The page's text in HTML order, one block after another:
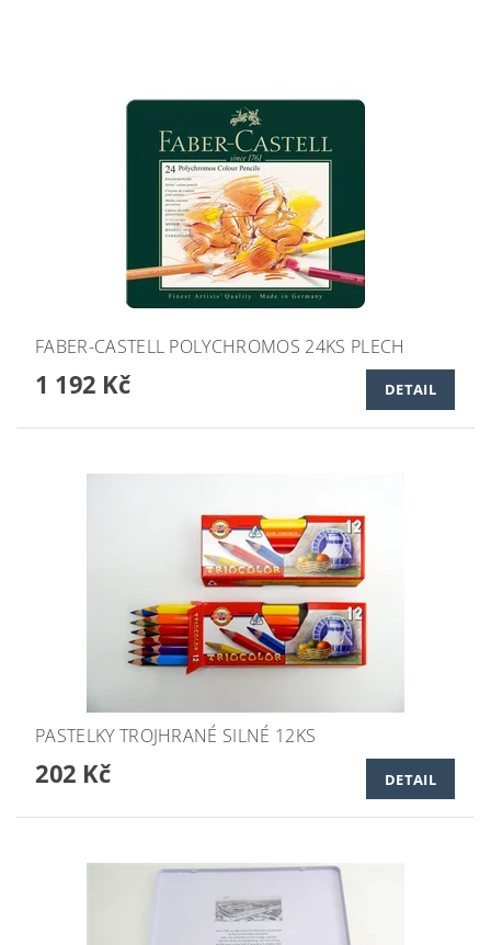
FABER-CASTELL POLYCHROMOS 24KS PLECH
1 192 Kč DETAIL
PASTELKY TROJHRANÉ SILNÉ 12KS
202 Kč DETAIL